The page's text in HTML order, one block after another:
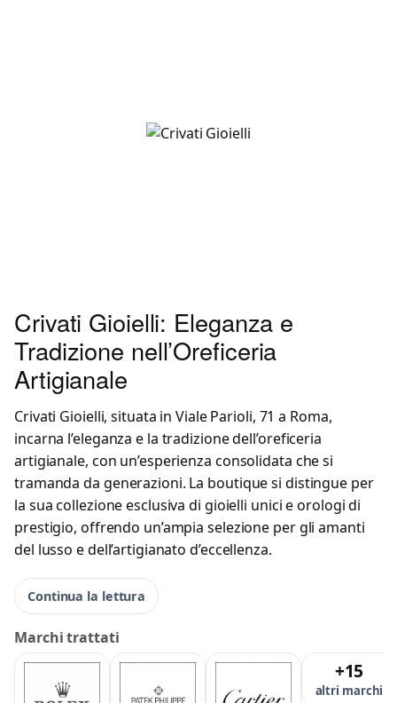
Crivati Gioielli: Eleganza e
Tradizione nell’Oreficeria
Artigianale
Crivati Gioielli, situata in Viale Parioli, 71 a Roma,
incarna l’eleganza e la tradizione dell’oreficeria
artigianale, con un’esperienza consolidata che si
tramanda da generazioni. La boutique si distingue per
la sua collezione esclusiva di gioielli unici e orologi di
prestigio, offrendo un’ampia selezione per gli amanti
del lusso e dell’artigianato d’eccellenza.
Continua la lettura
Marchi trattati
+15
altri marchi